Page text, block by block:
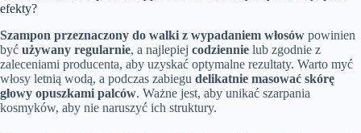
efekty?
Szampon przeznaczony do walki z wypadaniem włosów powinien
być używany regularnie, a najlepiej codziennie lub zgodnie z
zaleceniami producenta, aby uzyskać optymalne rezultaty. Warto myć
włosy letnią wodą, a podczas zabiegu delikatnie masować skórę
głowy opuszkami palców. Ważne jest, aby unikać szarpania
kosmyków, aby nie naruszyć ich struktury.